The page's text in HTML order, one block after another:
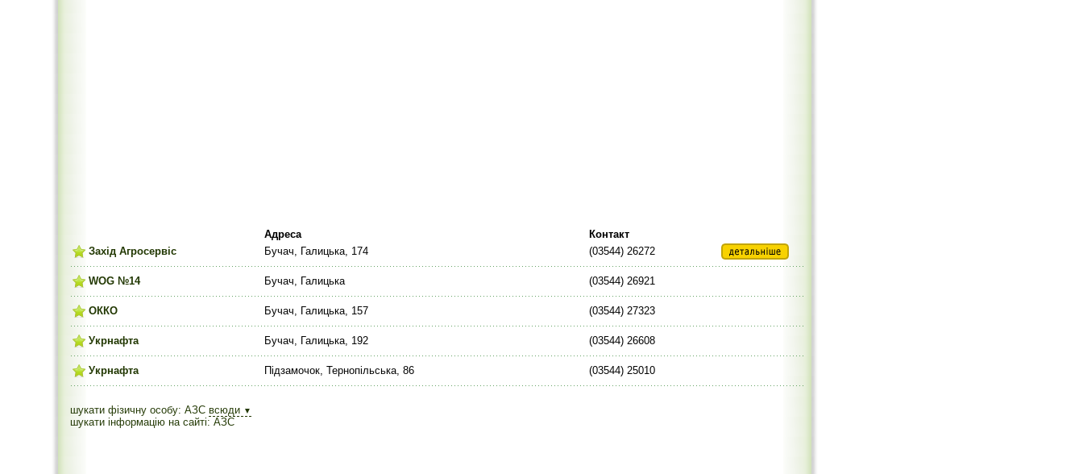
Адреса
Контакт
Захід Агросервіс
Бучач, Галицька, 174 (03544) 26272
WOG №14 Бучач, Галицька (03544) 26921
ОККО Бучач, Галицька, 157 (03544) 27323
Укрнафта Бучач, Галицька, 192 (03544) 26608
Укрнафта Підзамочок, Тернопільська, 86 (03544) 25010
шукати фізичну особу: АЗС всюди ▼
шукати інформацію на сайті: АЗС